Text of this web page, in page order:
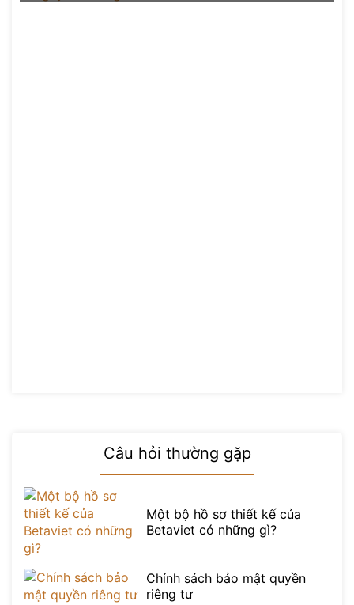
Câu hỏi thường gặp
Một bộ hồ sơ thiết kế của
Betaviet có những gì?
Chính sách bảo mật quyền
riêng tư